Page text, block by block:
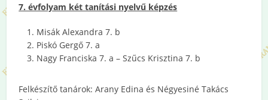
7. évfolyam két tanítási nyelvű képzés
Misák Alexandra 7. b
Piskó Gergő 7. a
Nagy Franciska 7. a – Szűcs Krisztina 7. b
Felkészítő tanárok: Arany Edina és Négyesiné Takács